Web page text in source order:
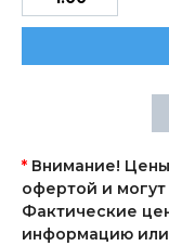
* Внимание!
офертой и могут
Фактические
информацию или